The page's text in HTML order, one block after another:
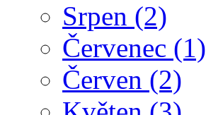
Srpen (2)
Červenec (1)
Červen (2)